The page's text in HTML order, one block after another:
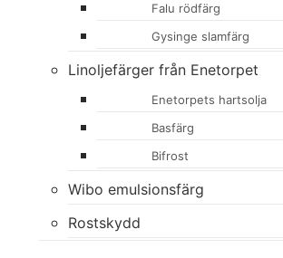
Falu rödfärg
Gysinge slamfärg
Linoljefärger från Enetorpet
Enetorpets hartsolja
Basfärg
Bifrost
Wibo emulsionsfärg
Rostskydd